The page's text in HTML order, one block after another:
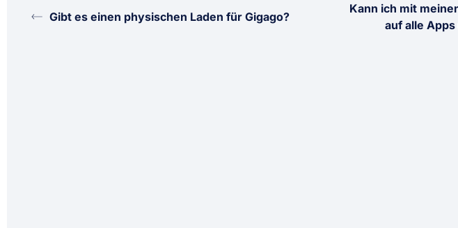
Gibt es einen physischen Laden für Gigago?
Kann ich mit
auf alle